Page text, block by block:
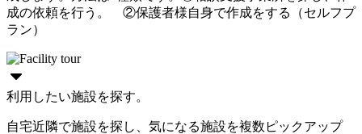
成の依頼を行う。 ②保護者様自身で作成をする（セルフプ
ラン）
利用したい施設を探す。
自宅近隣で施設を探し、気になる施設を複数ピックアップ